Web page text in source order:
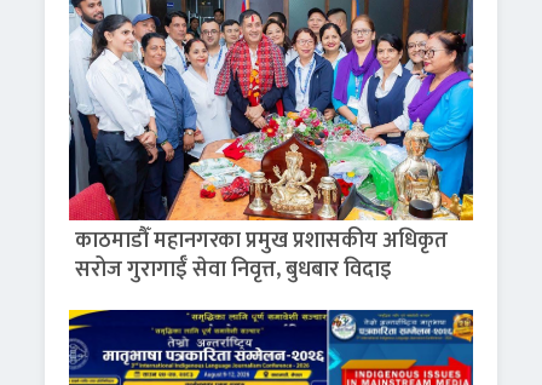
काठमाडौँ महानगरका प्रमुख प्रशासकीय अधिकृत
सरोज गुरागाईँ सेवा निवृत्त, बुधबार विदाइ